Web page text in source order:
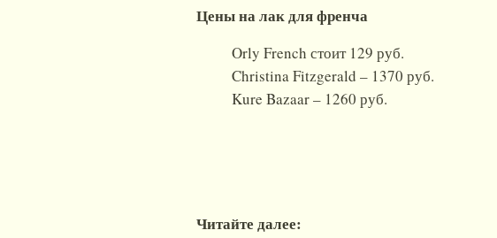
Цены на лак для френча
Orly French стоит 129 руб.
Christina Fitzgerald – 1370 руб.
Kure Bazaar – 1260 руб.
Читайте далее: